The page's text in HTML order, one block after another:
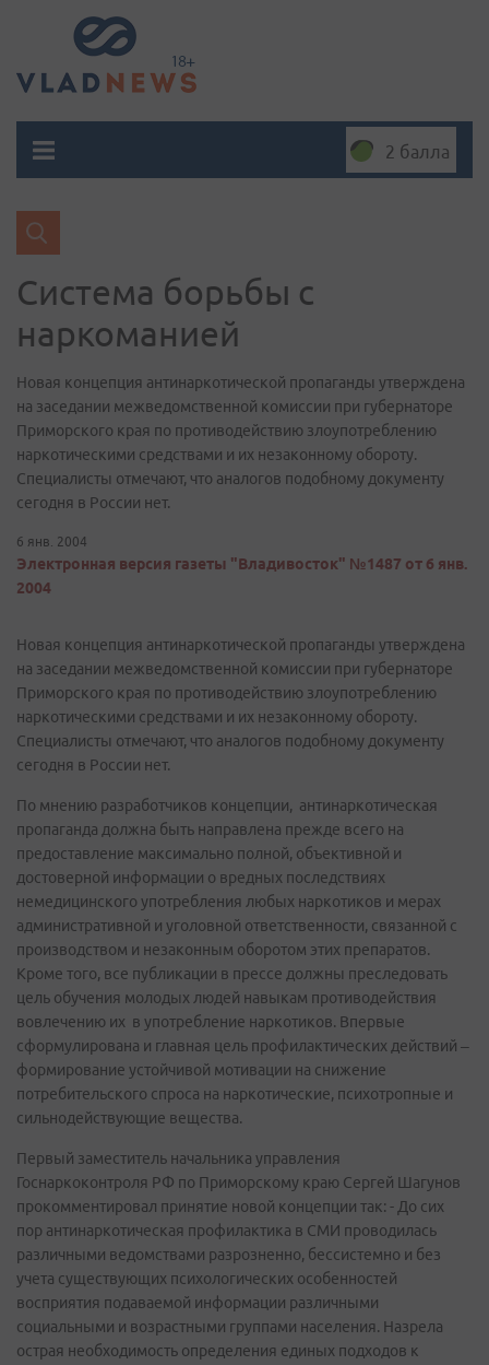
2 балла
Система борьбы с
наркоманией
Новая концепция антинаркотической пропаганды утверждена
на заседании межведомственной комиссии при губернаторе
Приморского края по противодействию злоупотреблению
наркотическими средствами и их незаконному обороту.
Специалисты отмечают, что аналогов подобному документу
сегодня в России нет.
6 янв. 2004
Электронная версия газеты "Владивосток" №1487 от 6 янв.
2004
Новая концепция антинаркотической пропаганды утверждена
на заседании межведомственной комиссии при губернаторе
Приморского края по противодействию злоупотреблению
наркотическими средствами и их незаконному обороту.
Специалисты отмечают, что аналогов подобному документу
сегодня в России нет.
По мнению разработчиков концепции, антинаркотическая
пропаганда должна быть направлена прежде всего на
предоставление максимально полной, объективной и
достоверной информации о вредных последствиях
немедицинского употребления любых наркотиков и мерах
административной и уголовной ответственности, связанной с
производством и незаконным оборотом этих препаратов.
Кроме того, все публикации в прессе должны преследовать
цель обучения молодых людей навыкам противодействия
вовлечению их в употребление наркотиков. Впервые
сформулирована и главная цель профилактических действий –
формирование устойчивой мотивации на снижение
потребительского спроса на наркотические, психотропные и
сильнодействующие вещества.
Первый заместитель начальника управления
Госнаркоконтроля РФ по Приморскому краю Сергей Шагунов
прокомментировал принятие новой концепции так: - До сих
пор антинаркотическая профилактика в СМИ проводилась
различными ведомствами разрозненно, бессистемно и без
учета существующих психологических особенностей
восприятия подаваемой информации различными
социальными и возрастными группами населения. Назрела
острая необходимость определения единых подходов к